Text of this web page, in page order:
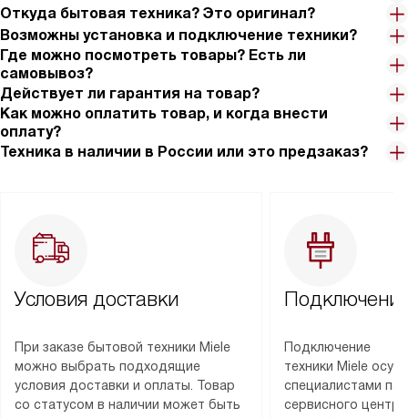
Откуда бытовая техника? Это оригинал?
Возможны установка и подключение техники?
Где можно посмотреть товары? Есть ли
самовывоз?
Действует ли гарантия на товар?
Как можно оплатить товар, и когда внести
оплату?
Техника в наличии в России или это предзаказ?
Условия доставки
При заказе бытовой техники Miele
можно выбрать подходящие
условия доставки и оплаты. Товар
со статусом в наличии может быть
Подключение
техники Miele
специалистами
сервисного